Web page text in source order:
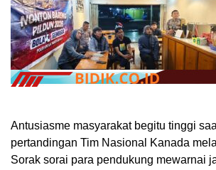
Antusiasme masyarakat begitu tinggi
pertandingan Tim Nasional Kanada
Sorak sorai para pendukung mewarnai